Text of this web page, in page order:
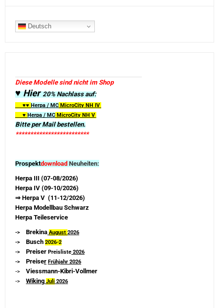
Deutsch
Diese Modelle sind nicht im Shop
♥ Hier20% Nachlass auf:
♥♥ Herpa / MC MicroCity NH IV
♥ Herpa / MC MicroCity NH V
Bitte per Mail bestellen.
*************************
Prospektdownload Neuheiten:
Herpa III (07-08/2026)
Herpa IV (09-10/2026)
⇒ Herpa V (11-12/2026)
Herpa Modellbau Schwarz
Herpa Teileservice
-> Brekina August 2026
-> Busch 2026-2
-> Preiser Preisliste 2026
-> Preiser Frühjahr 2026
-> Viessmann-Kibri-Vollmer
-> Wiking Juli 2026